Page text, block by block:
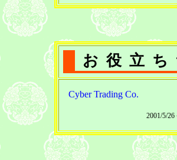
お役立
Cyber Trading Co.
2001/5/26